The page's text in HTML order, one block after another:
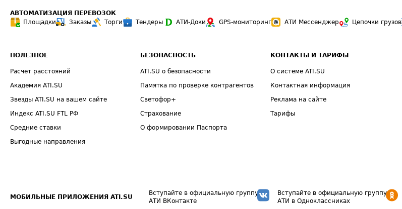
АВТОМАТИЗАЦИЯ ПЕРЕВОЗОК
Площадки
Заказы Торги Тендеры АТИ-Доки GPS-мониторинг АТИ Мессенджер Цепочки грузов
ПОЛЕЗНОЕ
Расчет расстояний
Академия ATI.SU
Звезды ATI.SU на вашем сайте
Индекс ATI.SU FTL РФ
Средние ставки
Выгодные направления
БЕЗОПАСНОСТЬ
ATI.SU о безопасности
Памятка по проверке контрагентов
Светофор+
Страхование
О формировании Паспорта
КОНТАКТЫ И ТАРИФЫ
О системе ATI.SU
Контактная информация
Реклама на сайте
Тарифы
МОБИЛЬНЫЕ ПРИЛОЖЕНИЯ ATI.SU
Вступайте в официальную группу
АТИ ВКонтакте
Вступайте в официальную группу
АТИ в Одноклассниках